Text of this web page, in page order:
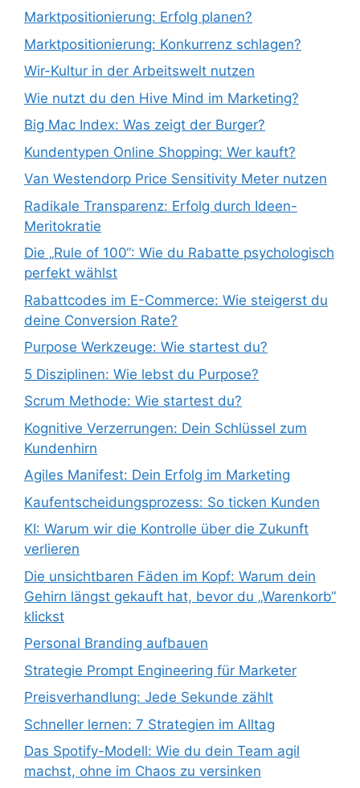
Marktpositionierung: Erfolg planen?
Marktpositionierung: Konkurrenz schlagen?
Wir-Kultur in der Arbeitswelt nutzen
Wie nutzt du den Hive Mind im Marketing?
Big Mac Index: Was zeigt der Burger?
Kundentypen Online Shopping: Wer kauft?
Van Westendorp Price Sensitivity Meter nutzen
Radikale Transparenz: Erfolg durch Ideen-
Meritokratie
Die „Rule of 100“: Wie du Rabatte psychologisch
perfekt wählst
Rabattcodes im E-Commerce: Wie steigerst du
deine Conversion Rate?
Purpose Werkzeuge: Wie startest du?
5 Disziplinen: Wie lebst du Purpose?
Scrum Methode: Wie startest du?
Kognitive Verzerrungen: Dein Schlüssel zum
Kundenhirn
Agiles Manifest: Dein Erfolg im Marketing
Kaufentscheidungsprozess: So ticken Kunden
KI: Warum wir die Kontrolle über die Zukunft
verlieren
Die unsichtbaren Fäden im Kopf: Warum dein
Gehirn längst gekauft hat, bevor du „Warenkorb“
klickst
Personal Branding aufbauen
Strategie Prompt Engineering für Marketer
Preisverhandlung: Jede Sekunde zählt
Schneller lernen: 7 Strategien im Alltag
Das Spotify-Modell: Wie du dein Team agil
machst, ohne im Chaos zu versinken